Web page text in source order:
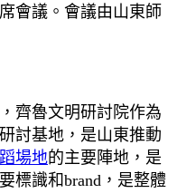
會議。會議由山東師
齊魯文明研討院作為
討基地，是山東推動
場地的主要陣地，是
標識和brand，是整體